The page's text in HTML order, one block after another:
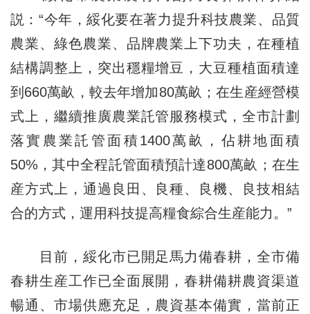
説：“今年，綏化要在著力提升科技農業、品質
農業、綠色農業、品牌農業上下功夫，在種植
結構調整上，突出穩糧增豆，大豆種植面積達
到660萬畝，較去年增加80萬畝；在生産經營模
式上，繼續推廣農業託管服務模式，全市計劃
落實農業託管面積1400萬畝，佔耕地面積
50%，其中全程託管面積預計達800萬畝；在生
産方式上，通過良田、良種、良機、良技相結
合的方式，運用科技提高糧食綜合生産能力。”
目前，綏化市已開足馬力備春耕，全市備
春耕生産工作已全面展開，春耕備耕農資渠道
暢通、市場供應充足，農資基本備實，當前正